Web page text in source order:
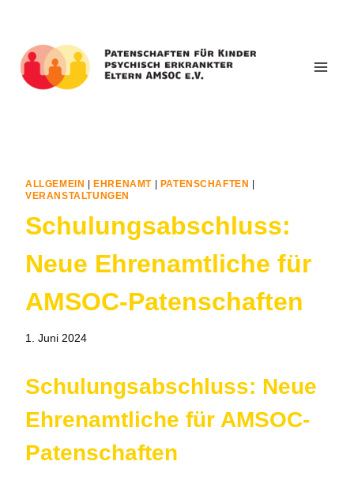
springen
ALLGEMEIN EHRENAMT| PATENSCHAFTEN
VERANSTALTUNGEN
Schulungsabschluss:
Neue Ehrenamtliche für
AMSOC-Patenschaften
1. Juni 2024
Schulungsabschluss: Neue
Ehrenamtliche für AMSOC-
Patenschaften